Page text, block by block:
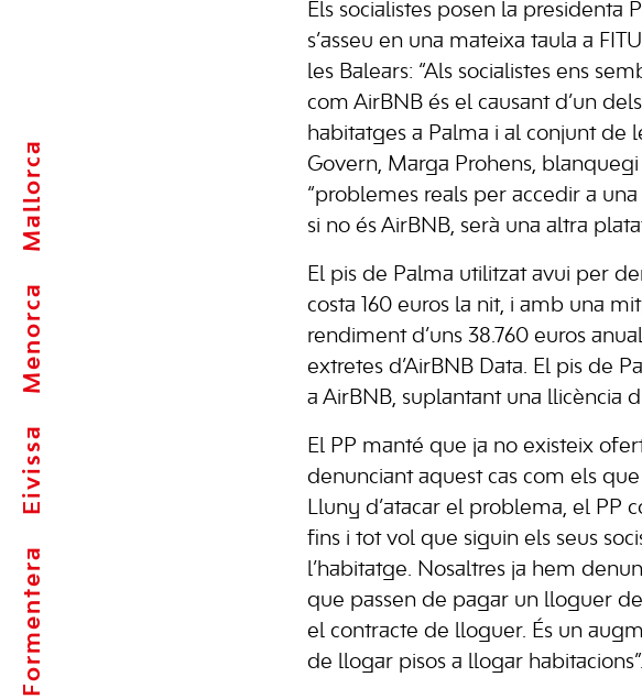
Formentera
Eivissa
Menorca
Mallorca
Els socialistes posen la presidenta
s’asseu en una mateixa taula a
les Balears: “Als socialistes ens
com AirBNB és el causant d’un
habitatges a Palma i al conjunt de
Govern, Marga Prohens,
“problemes reals per accedir a
si no és AirBNB, serà una altra
El pis de Palma utilitzat avui per
costa 160 euros la nit, i amb una
rendiment d’uns 38.760 euros
extretes d’AirBNB Data. El pis de
a AirBNB, suplantant una llicència
El PP manté que ja no existeix
denunciant aquest cas com els
Lluny d’atacar el problema, el PP
fins i tot vol que siguin els seus
l’habitatge. Nosaltres ja hem
que passen de pagar un lloguer
el contracte de lloguer. És un
de llogar pisos a llogar